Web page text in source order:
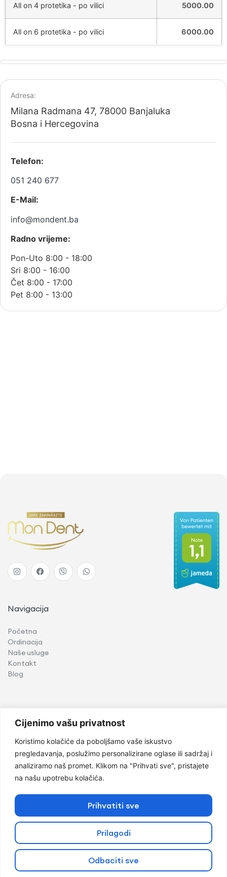
Cijenimo vašu privatnost
Koristimo kolačiće da poboljšamo vaše iskustvo
pregledavanja, poslužimo personalizirane oglase ili sadržaj i
analiziramo naš promet. Klikom na "Prihvati sve", pristajete
na našu upotrebu kolačića.
Prilagodi
Odbaciti sve
Prihvatiti sve
All on 4 protetika - po vilici 5000.00
All on 6 protetika - po vilici 6000.00
Adresa:
Milana Radmana 47, 78000 Banjaluka
Bosna i Hercegovina
Telefon:
051 240 677
E-Mail:
info@mondent.ba
Radno vrijeme:
Pon-Uto 8:00 - 18:00
Sri 8:00 - 16:00
Čet 8:00 - 17:00
Pet 8:00 - 13:00
Navigacija
Početna
Ordinacija
Naše usluge
Kontakt
Blog
Oralna hirurgija
Dječija stomatologija
Ortodoncija
Parodontologija i oralna medicina
Konzervativna Stomatologija
Protetika
@Copyright 2026 by Mondent